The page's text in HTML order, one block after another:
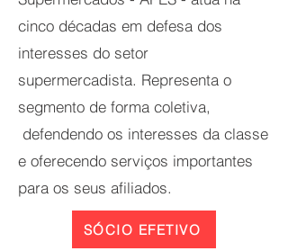
cinco décadas em defesa dos
interesses do setor
supermercadista. Representa o
segmento de forma coletiva,
defendendo os interesses da classe
e oferecendo serviços importantes
para os seus afiliados.
SÓCIO EFETIVO